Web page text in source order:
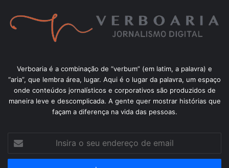
Verboaria é a combinação de “verbum” (em latim, a palavra) e
“aria”, que lembra área, lugar. Aqui é o lugar da palavra, um espaço
onde conteúdos jornalísticos e corporativos são produzidos de
maneira leve e descomplicada. A gente quer mostrar histórias que
façam a diferença na vida das pessoas.
seu